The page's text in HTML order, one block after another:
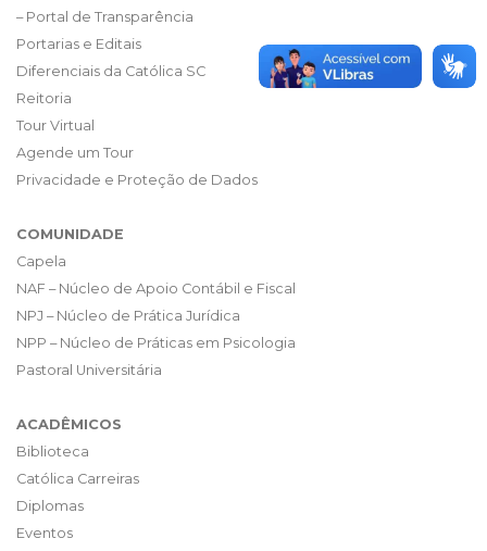
– Portal de Transparência
Portarias e Editais
Diferenciais da Católica SC
Reitoria
Tour Virtual
Agende um Tour
Privacidade e Proteção de Dados
COMUNIDADE
Capela
NAF – Núcleo de Apoio Contábil e Fiscal
NPJ – Núcleo de Prática Jurídica
NPP – Núcleo de Práticas em Psicologia
Pastoral Universitária
ACADÊMICOS
Biblioteca
Católica Carreiras
Diplomas
Eventos